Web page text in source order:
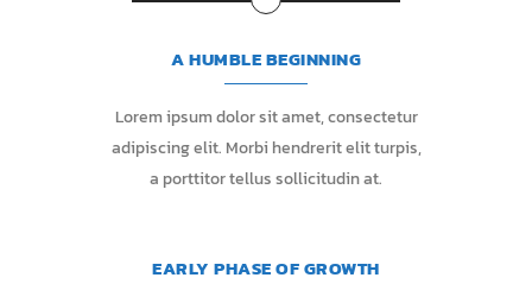
A HUMBLE BEGINNING
Lorem ipsum dolor sit amet, consectetur
adipiscing elit. Morbi hendrerit elit turpis,
a porttitor tellus sollicitudin at.
EARLY PHASE OF GROWTH